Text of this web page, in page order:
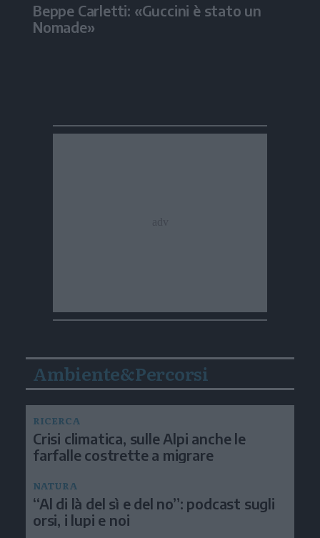
Beppe Carletti: «Guccini è stato un
Nomade»
Ambiente&Percorsi
RICERCA
Crisi climatica, sulle Alpi anche le
farfalle costrette a migrare
NATURA
“Al di là del sì e del no”: podcast sugli
orsi, i lupi e noi